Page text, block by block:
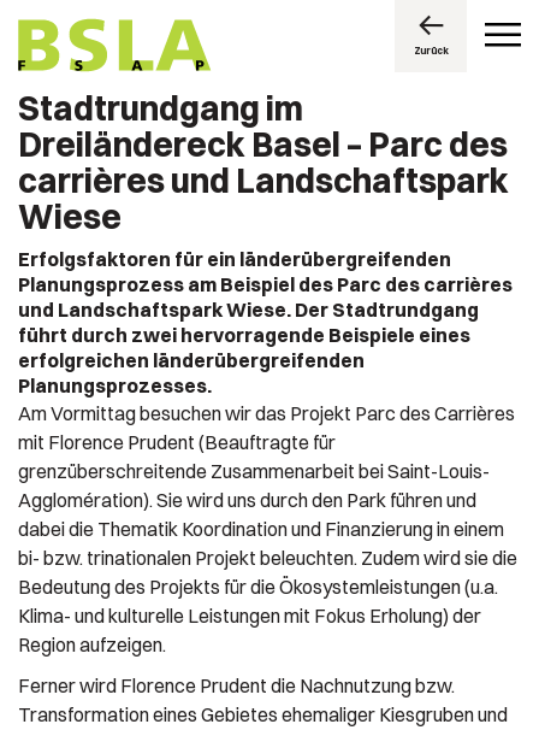
Zurück
Stadtrundgang im
Dreiländereck Basel – Parc des
carrières und Landschaftspark
Wiese
Erfolgsfaktoren für ein länderübergreifenden
Planungsprozess am Beispiel des Parc des carrières
und Landschaftspark Wiese. Der Stadtrundgang
führt durch zwei hervorragende Beispiele eines
erfolgreichen länderübergreifenden
Planungsprozesses.
Am Vormittag besuchen wir das Projekt Parc des Carrières
mit Florence Prudent (Beauftragte für
grenzüberschreitende Zusammenarbeit bei Saint-Louis-
Agglomération). Sie wird uns durch den Park führen und
dabei die Thematik Koordination und Finanzierung in einem
bi- bzw. trinationalen Projekt beleuchten. Zudem wird sie die
Bedeutung des Projekts für die Ökosystemleistungen (u.a.
Klima- und kulturelle Leistungen mit Fokus Erholung) der
Region aufzeigen.
Ferner wird Florence Prudent die Nachnutzung bzw.
Transformation eines Gebietes ehemaliger Kiesgruben und